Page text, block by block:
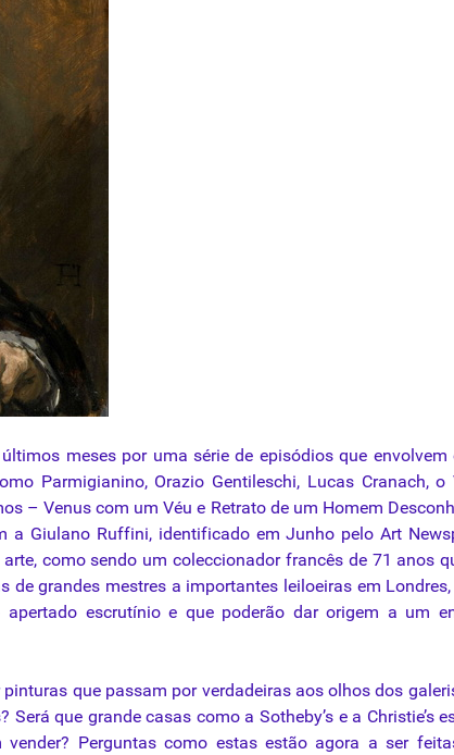
meses por uma série de episódios que envolvem
Parmigianino, Orazio Gentileschi, Lucas Cranach, o
– Venus com um Véu e Retrato de um Homem
Giulano Ruffini, identificado em Junho pelo Art
como sendo um coleccionador francês de 71 anos
grandes mestres a importantes leiloeiras em
escrutínio e que poderão dar origem a um
que passam por verdadeiras aos olhos dos
que grande casas como a Sotheby’s e a Christie’s
Perguntas como estas estão agora a ser